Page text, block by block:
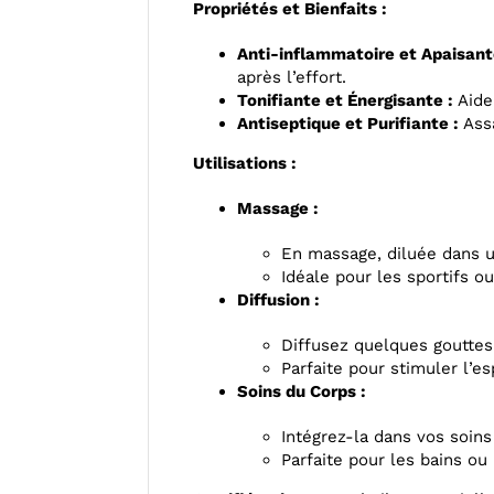
Propriétés et Bienfaits :
Anti-inflammatoire et
après l’effort.
Tonifiante et Énergisante :
Antiseptique et Purifiante :
Utilisations :
Massage :
En massage, diluée
Idéale pour les sportifs
Diffusion :
Diffusez quelques
Parfaite pour stimuler
Soins du Corps :
Intégrez-la dans vos
Parfaite pour les bains ou